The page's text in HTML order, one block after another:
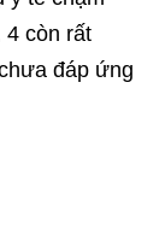
4 còn rất
đáp ứng